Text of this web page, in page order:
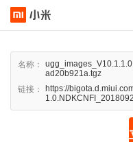
名称：
ad20b921a.tgz
链接：
https://